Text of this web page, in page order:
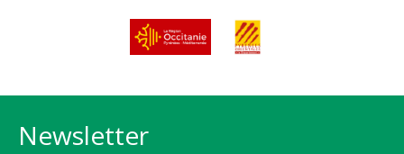
Newsletter